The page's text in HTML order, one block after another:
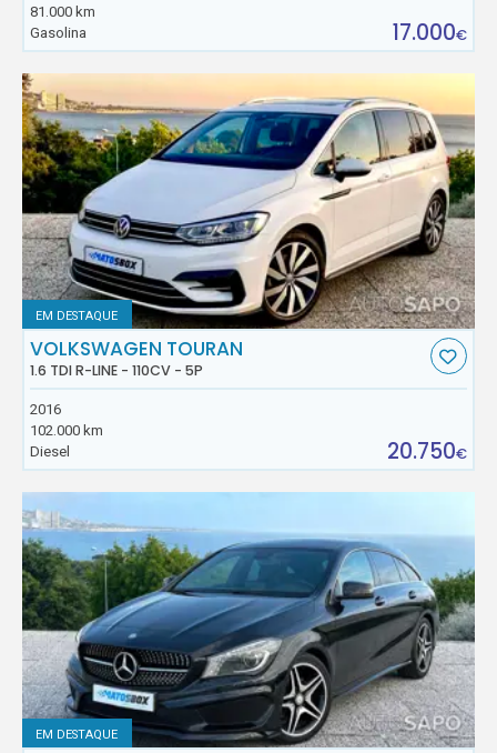
81.000 km
Gasolina
17.000€
EM DESTAQUE
VOLKSWAGEN TOURAN
1.6 TDI R-LINE - 110CV - 5P
2016
102.000 km
Diesel
20.750€
EM DESTAQUE